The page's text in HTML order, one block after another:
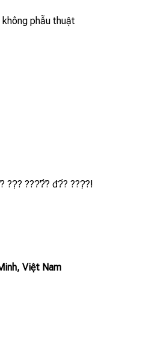
phẫu thuật
??̣? ???̛?̛̀? đ?́? ???̣̂?!
Việt Nam